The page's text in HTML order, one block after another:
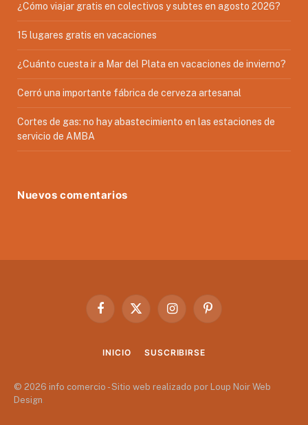
¿Cómo viajar gratis en colectivos y subtes en agosto 2026?
15 lugares gratis en vacaciones
¿Cuánto cuesta ir a Mar del Plata en vacaciones de invierno?
Cerró una importante fábrica de cerveza artesanal
Cortes de gas: no hay abastecimiento en las estaciones de
servicio de AMBA
Nuevos comentarios
Facebook
X
InstagramPinterest
INICIO SUSCRIBIRSE
© 2026 info comercio - Sitio web realizado por Loup Noir Web
Design.